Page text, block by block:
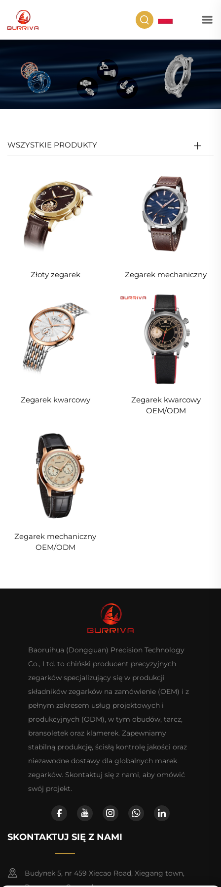
WSZYSTKIE PRODUKTY
Złoty zegarek Zegarek mechaniczny
Zegarek kwarcowy
Zegarek kwarcowy
OEM/ODM
Zegarek mechaniczny
OEM/ODM
Baoruihua (Dongguan) Precision Technology
Co., Ltd. to chiński producent precyzyjnych
zegarków specjalizujący się w produkcji
składników zegarków na zamówienie (OEM) i z
pełnym zakresem usług projektowych i
produkcyjnych (ODM), w tym obudów, tarcz,
bransoletek oraz klamerek. Zapewniamy
stabilną produkcję, ścisłą kontrolę jakości oraz
niezawodne dostawy dla globalnych marek
zegarków. Skontaktuj się z nami, aby omówić
swój projekt.
SKONTAKTUJ SIĘ Z NAMI
Budynek 5, nr 459 Xiecao Road, Xiegang town,